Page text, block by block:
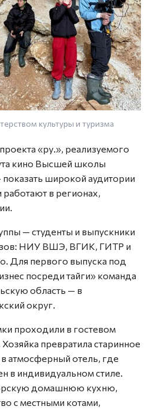
культуры и туризма
«ру.», реализуемого
кино Высшей школы
широкой аудитории
в регионах,
— студенты и выпускники
НИУ ВШЭ, ВГИК, ГИТР и
Для первого выпуска под
посреди тайги» команда
область — в
округ.
проходили в гостевом
превратила старинное
атмосферный отель, где
индивидуальном стиле.
домашнюю кухню,
с местными котами,